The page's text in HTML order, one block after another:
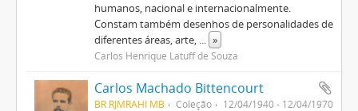
humanos, nacional e internacionalmente.
Constam também desenhos de personalidades de
diferentes áreas, arte, ... »
Carlos Henrique Latuff de Souza
Carlos Machado Bittencourt
BR RJMRAHI MB Coleção 12/04/1940 - 12/04/1970